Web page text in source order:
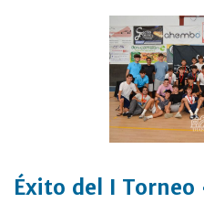
Éxito del I Torneo